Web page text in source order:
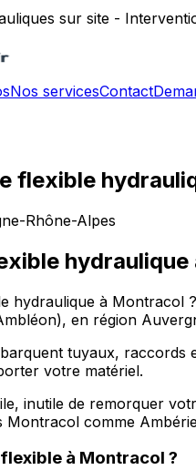
sur site -
Nos servicesContact
flexible
Rhône-Alpes
hydraulique
hydraulique à Montracol
en région
tuyaux, raccords
votre matériel.
inutile de remorquer
comme
à Montracol ?